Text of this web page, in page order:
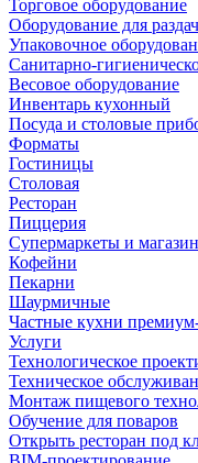
Торговое оборудование
Оборудование для
Упаковочное
Санитарно-
Весовое оборудование
Инвентарь кухонный
Посуда и столовые
Форматы
Гостиницы
Столовая
Ресторан
Пиццерия
Супермаркеты и
Кофейни
Пекарни
Шаурмичные
Частные кухни премиум-
Услуги
Технологическое
Техническое
Монтаж пищевого
Обучение для поваров
Открыть ресторан под